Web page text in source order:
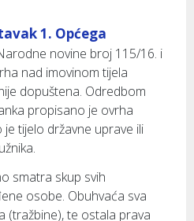
1. Općega
novine broj 115/16. i
nad imovinom tijela
dopuštena. Odredbom
propisano je ovrha
tijelo državne uprave ili
smatra skup svih
osobe. Obuhvaća sva
(tražbine), te ostala prava